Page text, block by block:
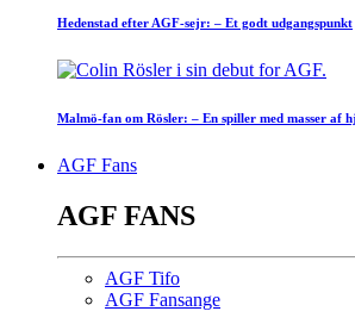
Hedenstad efter AGF-sejr: – Et godt udgangspunkt
Malmö-fan om Rösler: – En spiller med masser af
AGF Fans
AGF FANS
AGF Tifo
AGF Fansange